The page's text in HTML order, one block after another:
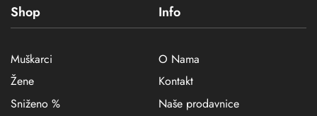
Shop
Muškarci
Žene
Sniženo %
Info
O Nama
Kontakt
Naše prodavnice